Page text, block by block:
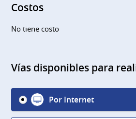
Costos
No tiene costo
Vías disponibles para
Por Internet